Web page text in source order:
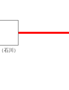
（石川）